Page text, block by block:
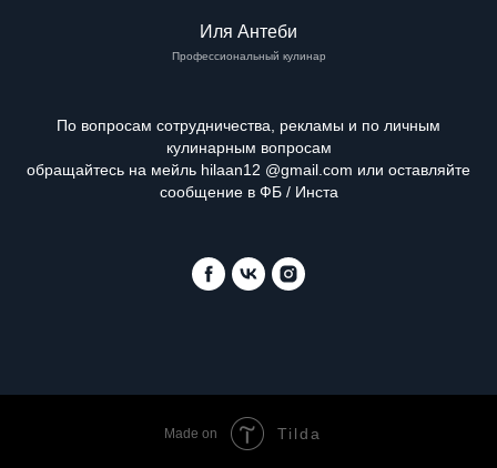
Иля Антеби
Профессиональный кулинар
По вопросам сотрудничества, рекламы и по личным
кулинарным вопросам
обращайтесь на мейль hilaan12 @gmail.com или оставляйте
сообщение в ФБ / Инста
Made on Tilda